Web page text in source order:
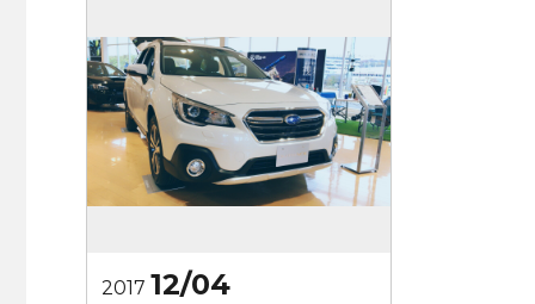
2017 12/04